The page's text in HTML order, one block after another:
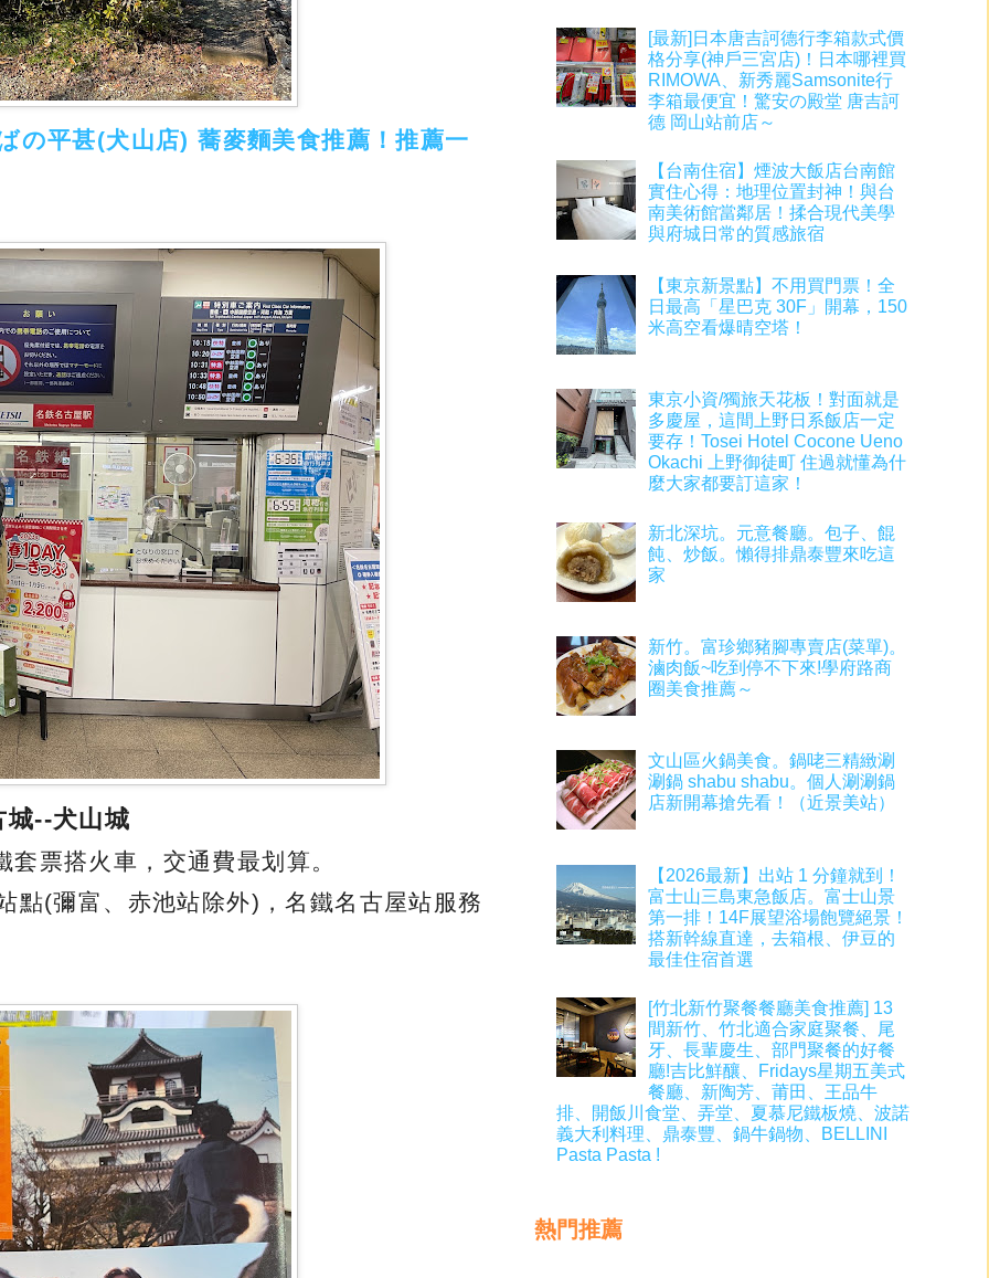
の平甚(犬山店) 蕎麥麵美食推薦！推薦一
城--犬山城
票搭火車，交通費最划算。
點(彌富、赤池站除外)，名鐵名古屋站服務
[最新]日本唐吉訶德行李箱款式價
格分享(神戶三宮店)！日本哪裡買
RIMOWA、新秀麗Samsonite行
李箱最便宜！驚安の殿堂 唐吉訶
德 岡山站前店～
【台南住宿】煙波大飯店台南館
實住心得：地理位置封神！與台
南美術館當鄰居！揉合現代美學
與府城日常的質感旅宿
【東京新景點】不用買門票！全
日最高「星巴克 30F」開幕，150
米高空看爆晴空塔！
東京小資/獨旅天花板！對面就是
多慶屋，這間上野日系飯店一定
要存！Tosei Hotel Cocone Ueno
Okachi 上野御徒町 住過就懂為什
麼大家都要訂這家！
新北深坑。元意餐廳。包子、餛
飩、炒飯。懶得排鼎泰豐來吃這
家
新竹。富珍鄉豬腳專賣店(菜單)。
滷肉飯~吃到停不下來!學府路商
圈美食推薦～
文山區火鍋美食。鍋咾三精緻涮
涮鍋 shabu shabu。個人涮涮鍋
店新開幕搶先看！（近景美站）
【2026最新】出站 1 分鐘就到！
富士山三島東急飯店。富士山景
第一排！14F展望浴場飽覽絕景！
搭新幹線直達，去箱根、伊豆的
最佳住宿首選
[竹北新竹聚餐餐廳美食推薦] 13
間新竹、竹北適合家庭聚餐、尾
牙、長輩慶生、部門聚餐的好餐
廳!吉比鮮釀、Fridays星期五美式
餐廳、新陶芳、莆田、王品牛
排、開飯川食堂、弄堂、夏慕尼鐵板燒、波諾
義大利料理、鼎泰豐、鍋牛鍋物、BELLINI
Pasta Pasta !
熱門推薦